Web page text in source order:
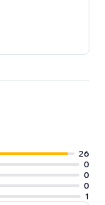
26
0
0
0
1